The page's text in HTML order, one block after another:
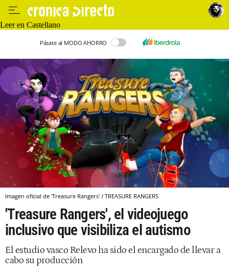
Leer en Castellano
Pásate al MODO AHORRO
Imagen oficial de 'Treasure Rangers' / TREASURE RANGERS
'Treasure Rangers', el videojuego
inclusivo que visibiliza el autismo
El estudio vasco Relevo ha sido el encargado de llevar a
cabo su producción